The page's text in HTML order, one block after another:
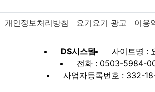
개인정보처리방침 요기요기 광고 이용
DS시스템
사이트명 :
전화 : 0503-5984-
사업자등록번호 : 332-